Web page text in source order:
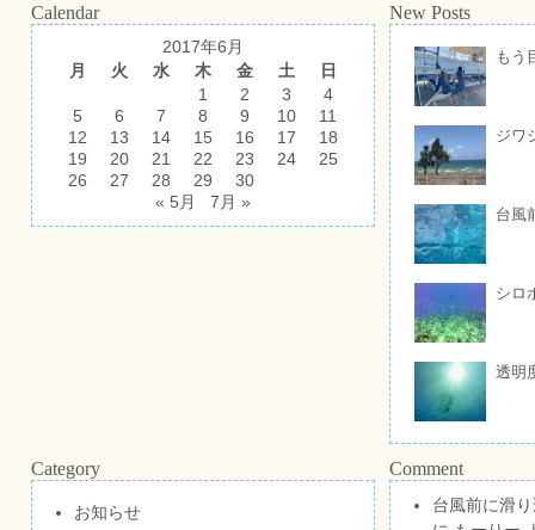
Calendar
2017年6月
月
火 水 木 金 土
日
1
2 3
4
5
6 7 8 9 10
11
12
13 14 15 16 17
18
19
20 21 22 23 24
25
26
27 28 29
30
« 5月
7月 »
New Posts
もう
ジワ
台風
シロ
透明
Category
お知らせ
Comment
台風前に滑